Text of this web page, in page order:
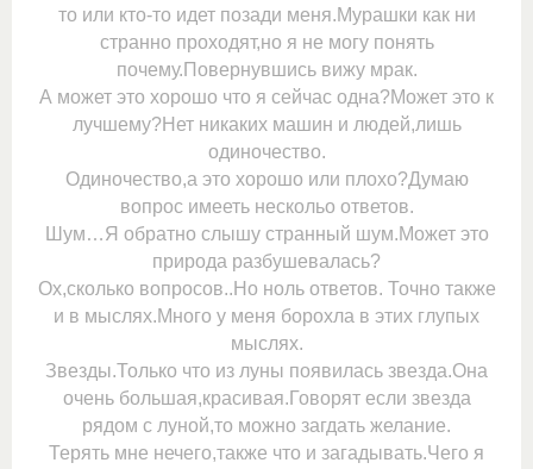
то или кто-то идет позади меня.Мурашки как ни
странно проходят,но я не могу понять
почему.Повернувшись вижу мрак.
А может это хорошо что я сейчас одна?Может это к
лучшему?Нет никаких машин и людей,лишь
одиночество.
Одиночество,а это хорошо или плохо?Думаю
вопрос имееть нескольо ответов.
Шум…Я обратно слышу странный шум.Может это
природа разбушевалась?
Ох,сколько вопросов..Но ноль ответов. Точно также
и в мыслях.Много у меня борохла в этих глупых
мыслях.
Звезды.Только что из луны появилась звезда.Она
очень большая,красивая.Говорят если звезда
рядом с луной,то можно загдать желание.
Терять мне нечего,также что и загадывать.Чего я